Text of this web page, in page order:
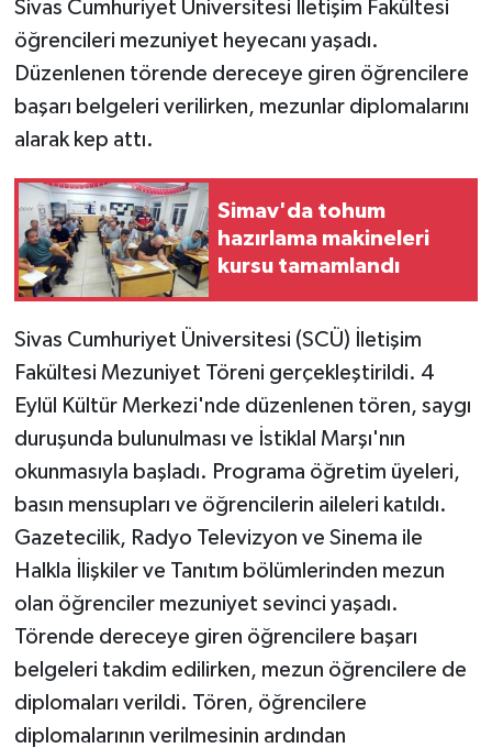
Sivas Cumhuriyet Üniversitesi İletişim Fakültesi
öğrencileri mezuniyet heyecanı yaşadı.
Düzenlenen törende dereceye giren öğrencilere
başarı belgeleri verilirken, mezunlar diplomalarını
alarak kep attı.
Simav'da tohum
hazırlama makineleri
kursu tamamlandı
Sivas Cumhuriyet Üniversitesi (SCÜ) İletişim
Fakültesi Mezuniyet Töreni gerçekleştirildi. 4
Eylül Kültür Merkezi'nde düzenlenen tören, saygı
duruşunda bulunulması ve İstiklal Marşı'nın
okunmasıyla başladı. Programa öğretim üyeleri,
basın mensupları ve öğrencilerin aileleri katıldı.
Gazetecilik, Radyo Televizyon ve Sinema ile
Halkla İlişkiler ve Tanıtım bölümlerinden mezun
olan öğrenciler mezuniyet sevinci yaşadı.
Törende dereceye giren öğrencilere başarı
belgeleri takdim edilirken, mezun öğrencilere de
diplomaları verildi. Tören, öğrencilere
diplomalarının verilmesinin ardından
GENEL
GÜNDEM
HABERDE İNSAN
İNSAN
İş Dünyası
Kadın
KÜLTÜR SANAT
MAGAZİN
Otomobil
POLİTİKA
Sağlık